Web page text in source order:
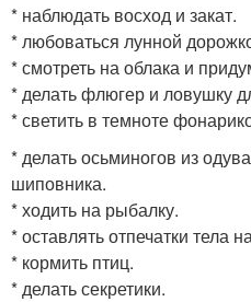
* наблюдать восход и закат.
* любоваться лунной
* смотреть на облака и
* делать флюгер и ловушку
* светить в темноте
* делать осьминогов из
шиповника.
* ходить на рыбалку.
* оставлять отпечатки тела
* кормить птиц.
* делать секретики.